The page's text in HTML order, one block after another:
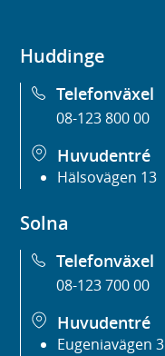
Huddinge
Telefonväxel
08-123 800 00
Huvudentré
Hälsovägen 13
Solna
Telefonväxel
08-123 700 00
Huvudentré
Eugeniavägen 3